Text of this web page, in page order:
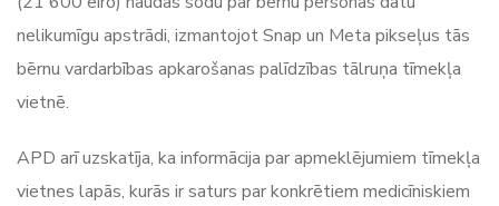
nelikumīgu apstrādi, izmantojot Snap un Meta pikseļus tās
bērnu vardarbības apkarošanas palīdzības tālruņa tīmekļa
vietnē.
APD arī uzskatīja, ka informācija par apmeklējumiem tīmekļa
vietnes lapās, kurās ir saturs par konkrētiem medicīniskiem